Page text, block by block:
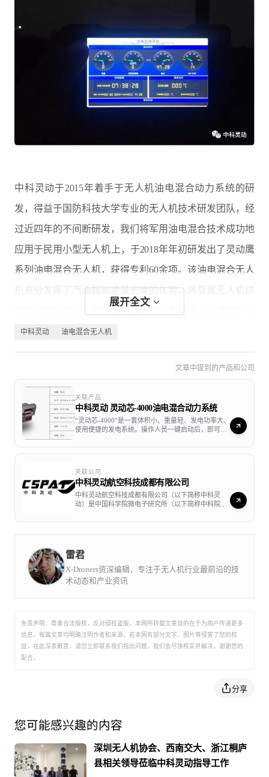
中科灵动于2015年着手于无人机油电混合动力系统的研
发，得益于国防科技大学专业的无人机技术研发团队，经
过近四年的不间断研发，我们将军用油电混合技术成功地
应用于民用小型无人机上，于2018年年初研发出了灵动鹰
系列油电混合无人机，获得专利60余项。该油电混合无人
机充分发挥了汽油超高能量密度的优势，将旋翼无人机续
短的劣势，同时具有抗风能力强、载重大、加油方便等优
势，是工业用旋翼无人机更新换代的新产品。
灵动鹰系列油电混合无人机研制成功后，经过了为期一年
的新疆高寒、大风等极端恶劣天气下的飞行验证，性能全
面达到技术指标要求，产品于2019年年初正式推向市场。
产品一经推广，得到了各行各业用户的高度肯定和赞扬，
究、应急通信、光伏巡检、军事应用等，超高的续航时
间、极限的抗风能力、超大的载重能力、便捷的加油方式
等，都成为了用户选择中科灵动油电混合无人机的理由，
人机全面代替复杂危险环境下的工作，同时大大提高了工
作效率，全面保障一线作业人员的人身安全，促进了生产
油电混合无人机问世后，中科灵动没有沉醉于自身取得的
展开全文
中科灵动 油电混合无人机
文章中提到的产品和公司
关联产品
中科灵动 灵动芯-4000油电混合动力系统
“灵动芯-4000”是一套体积小、重量轻、发电功率大、
使用便捷的发电系统。操作人员一键启动后，即可远
以根据实际用电量的大小实时调整功率输出。可广泛
应用于野外单兵作战供电系统、作战装备供电系统、
急供电系统、无人车供电系统、无人船供电系统、无
人机供电系统等特殊领域供电系统或分布式供电系
统。
关联公司
中科灵动航空科技成都有限公司
中科灵动航空科技成都有限公司（以下简称中科灵
动）是中国科学院微电子研究所（以下简称中科院微
长沙灵动）成立的高科技公司，是一流科研机构与企
等方面的巨大优势，主要致力于高性能油电混合动力
系统和相应无人机平台的研发、应用和推广，能够将
无人机能源系统能量密度从锂电池200Wh/kg大幅度提
升到600~1000Wh/kg，实现无人机总体性能的大幅度
提升，有效解决了纯电动无人机航时短的问题，为行
雷君
X-Droners资深编辑，专注于无人机行业最前沿的技
术动态和产业资讯
免责声明：尊重合法版权，反对侵权盗版，本网所转载文章目的在于为用户传递更多
信息，每篇文章均明确注明作者和来源，若本网有部分文字、图片等侵害了您的权
益，在此深表歉意，请您立即联系我们指出问题，我们会尽快核实并解决，谢谢您的
配合。
分享
您可能感兴趣的内容
深圳无人机协会、西南交大、浙江桐庐
县相关领导莅临中科灵动指导工作